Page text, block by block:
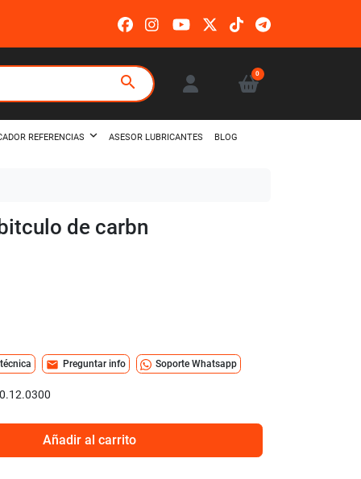
search 0
REFERENCIAS ASESOR LUBRICANTES BLOG
de carbn
mail Preguntar info Soporte Whatsapp
Añadir al carrito